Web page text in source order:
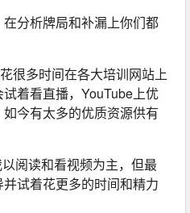
分析牌局和补漏上你们都
很多时间在各大培训网站上
着看直播，YouTube上优
今有太多的优质资源供有
阅读和看视频为主，但最
试着花更多的时间和精力